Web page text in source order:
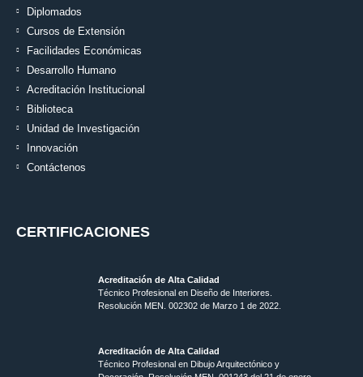
Diplomados
Cursos de Extensión
Facilidades Económicas
Desarrollo Humano
Acreditación Institucional
Biblioteca
Unidad de Investigación
Innovación
Contáctenos
CERTIFICACIONES
Acreditación de Alta Calidad
Técnico Profesional en Diseño de Interiores.
Resolución MEN. 002302 de Marzo 1 de 2022.
Acreditación de Alta Calidad
Técnico Profesional en Dibujo Arquitectónico y